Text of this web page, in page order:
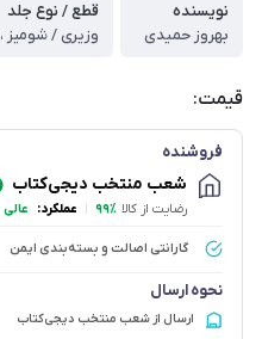
نویسنده
بهروز حمیدی
قطع / نوع جلد
وزیری / شومیز ، 16 * 23 سانتی‌متر
قیمت:
فروشنده
شعب منتخب دیجی‌کتاب
رضایت از کالا ۹۹٪ عملکرد: عالی
گارانتی اصالت و بسته‌بندی ایمن
نحوه ارسال
ارسال از شعب منتخب دیجی‌کتاب